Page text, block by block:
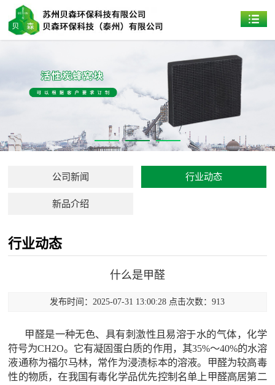
公司新闻 行业动态
新品介绍
行业动态
什么是甲醛
发布时间：2025-07-31 13:00:28 点击次数：913
甲醛是一种无色、具有刺激性且易溶于水的气体，化学
符号为CH2O。它有凝固蛋白质的作用，其35%～40%的水溶
液通称为福尔马林，常作为浸渍标本的溶液。甲醛为较高毒
性的物质，在我国有毒化学品优先控制名单上甲醛高居第二